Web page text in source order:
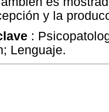
y la
:
Lenguaje.